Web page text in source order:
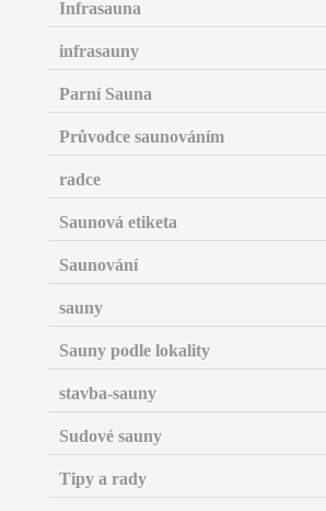
Infrasauna
infrasauny
Parní Sauna
Průvodce saunováním
radce
Saunová etiketa
Saunování
sauny
Sauny podle lokality
stavba-sauny
Sudové sauny
Tipy a rady